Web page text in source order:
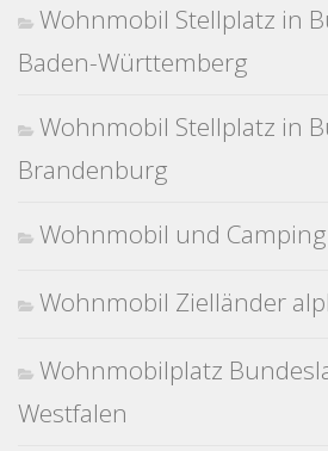
Wohnmobil Stellplatz in
Baden-Württemberg
Wohnmobil Stellplatz in
Brandenburg
Wohnmobil und
Wohnmobil Zielländer
Wohnmobilplatz
Westfalen